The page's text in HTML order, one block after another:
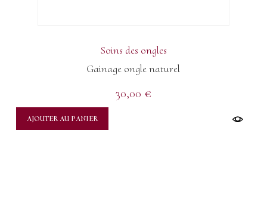
Soins des ongles
Gainage ongle naturel
30,00 €
AJOUTER AU PANIER